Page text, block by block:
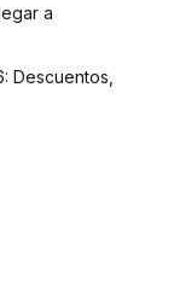
a
Descuentos,